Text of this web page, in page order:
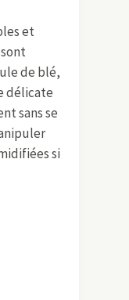
et
de blé,
délicate
sans se
si